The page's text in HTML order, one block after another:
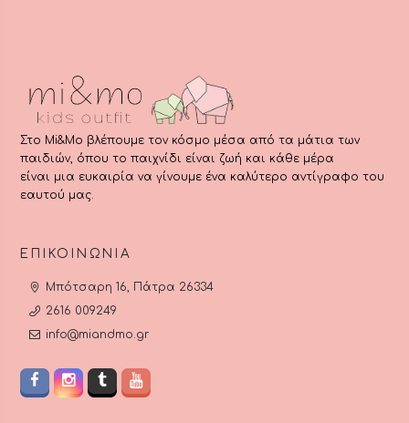
Στο Mi&Mo βλέπουμε τον κόσμο μέσα από τα μάτια των
παιδιών, όπου το παιχνίδι είναι ζωή και κάθε μέρα
είναι μια ευκαιρία να γίνουμε ένα καλύτερο αντίγραφο του
εαυτού μας.
ΕΠΙΚΟΙΝΩΝΊΑ
Μπότσαρη 16, Πάτρα 26334
2616 009249
info@miandmo.gr